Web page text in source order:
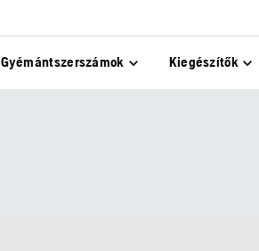
Gyémántszerszámok Kiegészítők